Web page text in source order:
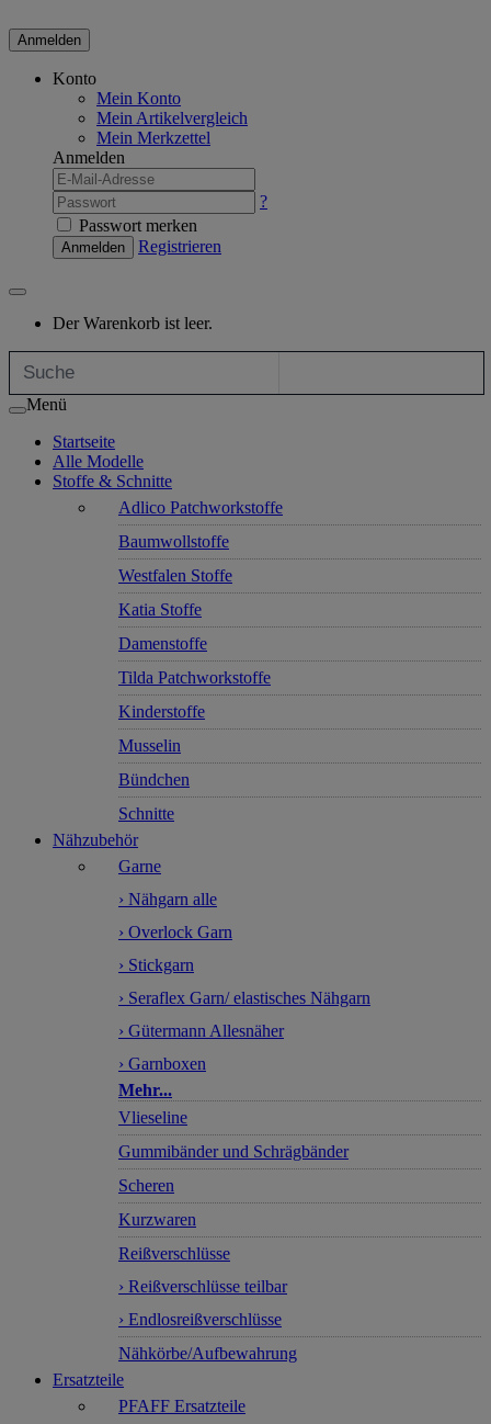
Anmelden
Konto
Mein Konto
Mein Artikelvergleich
Mein Merkzettel
Anmelden
?
Passwort merken
Anmelden Registrieren
Der Warenkorb ist leer.
Menü
Startseite
Alle Modelle
Stoffe & Schnitte
Adlico Patchworkstoffe
Baumwollstoffe
Westfalen Stoffe
Katia Stoffe
Damenstoffe
Tilda Patchworkstoffe
Kinderstoffe
Musselin
Bündchen
Schnitte
Nähzubehör
Garne
› Nähgarn alle
› Overlock Garn
› Stickgarn
› Seraflex Garn/ elastisches Nähgarn
› Gütermann Allesnäher
› Garnboxen
Mehr...
Vlieseline
Gummibänder und Schrägbänder
Scheren
Kurzwaren
Reißverschlüsse
› Reißverschlüsse teilbar
› Endlosreißverschlüsse
Nähkörbe/Aufbewahrung
Ersatzteile
PFAFF Ersatzteile